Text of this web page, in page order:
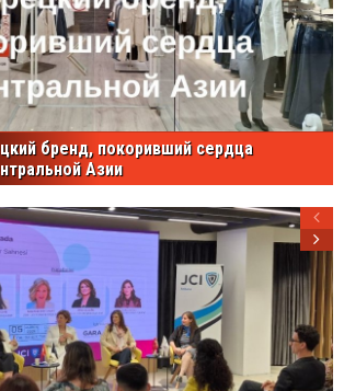
бренд, покоривший сердца
Азии